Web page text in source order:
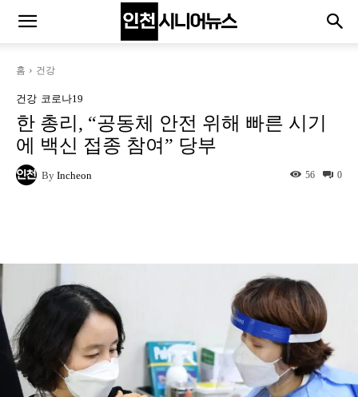
홈 건강
건강 코로나19
한 총리, “공동체 안전 위해 빠른 시기
에 백신 접종 참여” 당부
By Incheon 0
56